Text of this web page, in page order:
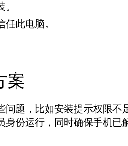
此电脑。
案
题，比如安装提示权限
份运行，同时确保手机已